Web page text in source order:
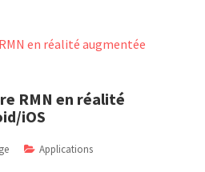
RMN en réalité
iOS
Applications